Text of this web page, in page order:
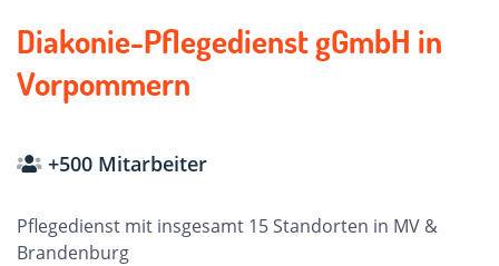
Diakonie-Pflegedienst gGmbH in
Vorpommern
+500 Mitarbeiter
Pflegedienst mit insgesamt 15 Standorten in MV &
Brandenburg